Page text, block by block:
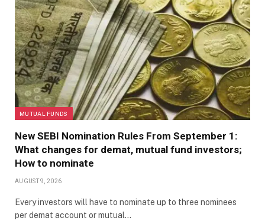
MUTUAL FUNDS
New SEBI Nomination Rules From September 1:
What changes for demat, mutual fund investors;
How to nominate
AUGUST 9, 2026
Every investors will have to nominate up to three nominees
per demat account or mutual…